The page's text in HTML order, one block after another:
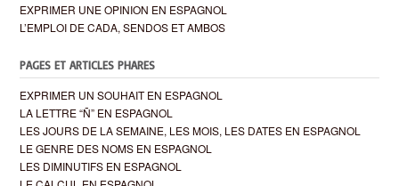
EXPRIMER UNE OPINION EN ESPAGNOL
L’EMPLOI DE CADA, SENDOS ET AMBOS
PAGES ET ARTICLES PHARES
EXPRIMER UN SOUHAIT EN ESPAGNOL
LA LETTRE “Ñ” EN ESPAGNOL
LES JOURS DE LA SEMAINE, LES MOIS, LES DATES EN ESPAGNOL
LE GENRE DES NOMS EN ESPAGNOL
LES DIMINUTIFS EN ESPAGNOL